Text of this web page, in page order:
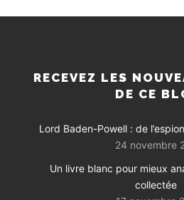
RECEVEZ LES
DE CE
Lord Baden-Powell : de
24 novembre
Un livre blanc pour mieux
collectée